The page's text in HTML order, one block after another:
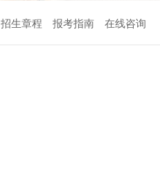
招生章程 报考指南 在线咨询